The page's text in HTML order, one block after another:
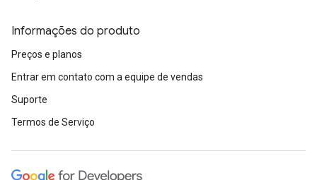
Informações do produto
Preços e planos
Entrar em contato com a equipe de vendas
Suporte
Termos de Serviço